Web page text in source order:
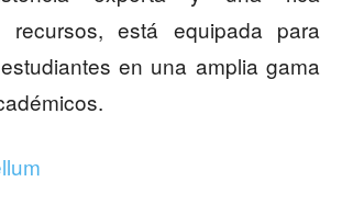
recursos, está equipada para
en una amplia gama